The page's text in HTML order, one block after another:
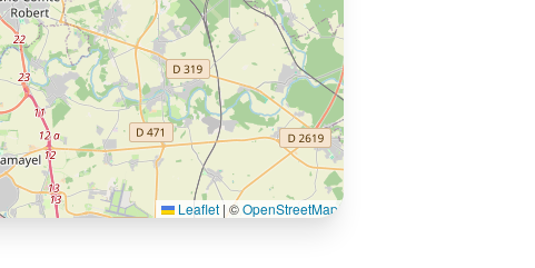
Leaflet |©OpenStreetMap